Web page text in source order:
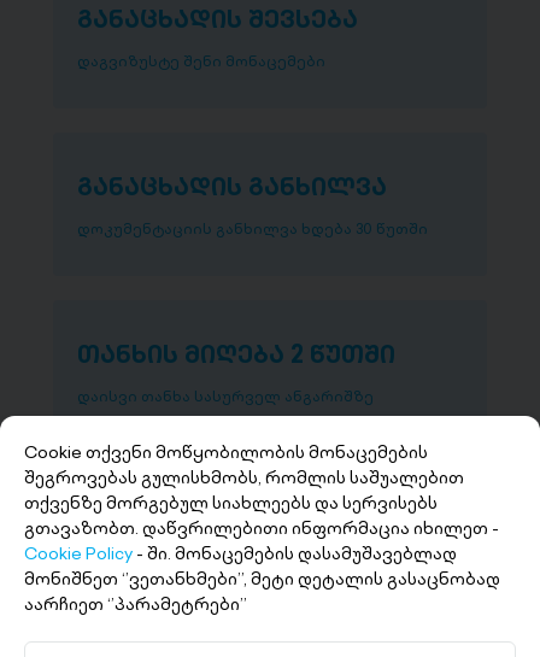
განაცხადის შევსება
დაგვიზუსტე შენი მონაცემები
განაცხადის განხილვა
დოკუმენტაციის განხილვა ხდება 30 წუთში
თანხის მიღება 2 წუთში
დაისვი თანხა სასურველ ანგარიშზე
Cookie თქვენი მოწყობილობის მონაცემების
შეგროვებას გულისხმობს, რომლის საშუალებით
თქვენზე მორგებულ სიახლეებს და სერვისებს
გთავაზობთ. დაწვრილებითი ინფორმაცია იხილეთ -
Cookie Policy - ში. მონაცემების დასამუშავებლად
მონიშნეთ ‘’ვეთანხმები’’, მეტი დეტალის გასაცნობად
აარჩიეთ ‘’პარამეტრები’’